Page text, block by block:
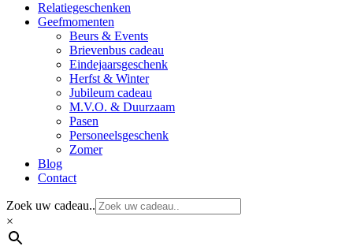
Relatiegeschenken
Geefmomenten
Beurs & Events
Brievenbus cadeau
Eindejaarsgeschenk
Herfst & Winter
Jubileum cadeau
M.V.O. & Duurzaam
Pasen
Personeelsgeschenk
Zomer
Blog
Contact
Zoek uw cadeau..
×